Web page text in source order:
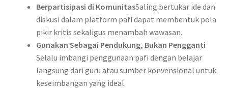
Berpartisipasi di KomunitasSaling bertukar ide dan
diskusi dalam platform pafi dapat membentuk pola
pikir kritis sekaligus menambah wawasan.
Gunakan Sebagai Pendukung, Bukan Pengganti
Selalu imbangi penggunaan pafi dengan belajar
langsung dari guru atau sumber konvensional untuk
keseimbangan yang ideal.